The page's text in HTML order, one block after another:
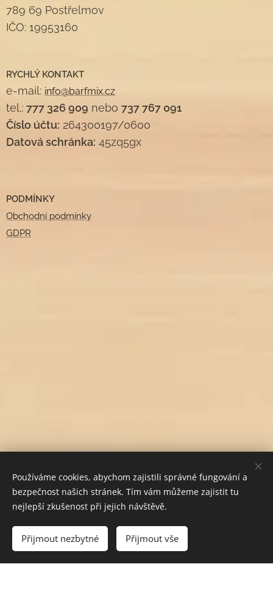
Do košíku
789 69 Postřelmov
IČO: 19953160
RYCHLÝ KONTAKT
e-mail: info@barfmix.cz
tel.: 777 326 909 nebo 737 767 091
Číslo účtu: 264300197/0600
Datová schránka: 45zq5gx
PODMÍNKY
Obchodní podmínky
GDPR
Používáme cookies, abychom zajistili správné fungování a
bezpečnost našich stránek. Tím vám můžeme zajistit tu
nejlepší zkušenost při jejich návštěvě.
Přijmout nezbytné Přijmout vše